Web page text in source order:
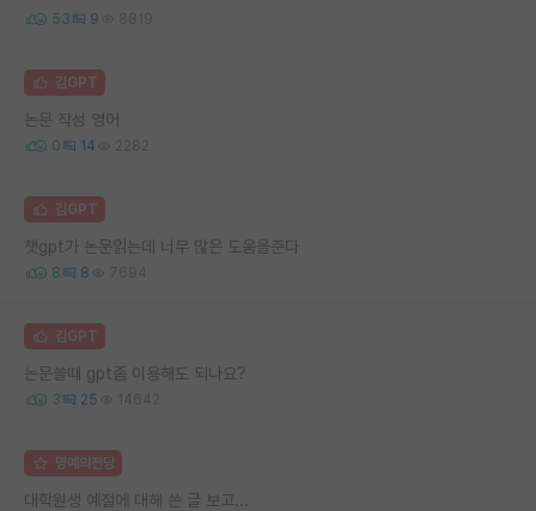
53 9 8819
김GPT
논문 작성 영어
0 14 2282
김GPT
챗gpt가 논문읽는데 너무 많은 도움을준다
8 8 7694
김GPT
논문쓸때 gpt좀 이용해도 되나요?
3 25 14642
명예의전당
대학원생 예절에 대해 쓴 글 보고...